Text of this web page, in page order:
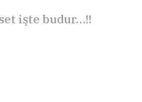
işte budur…!!